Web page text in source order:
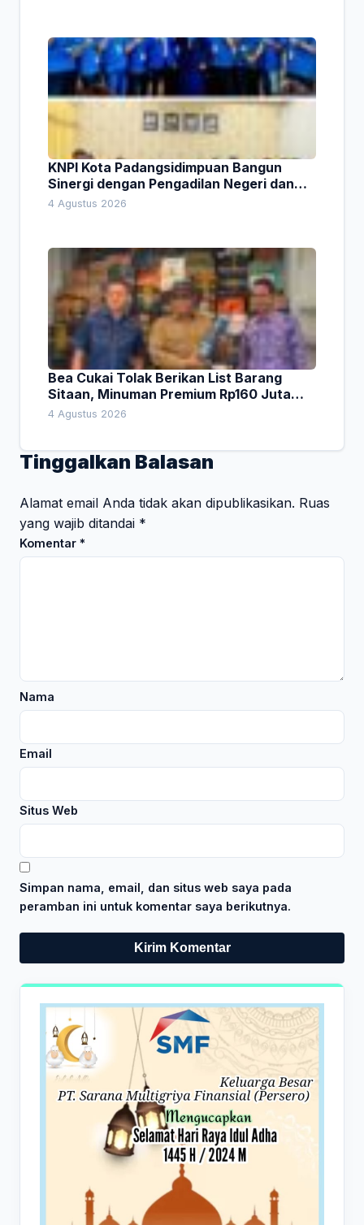
KNPI Kota Padangsidimpuan Bangun
Sinergi dengan Pengadilan Negeri dan
DPRD
4 Agustus 2026
Bea Cukai Tolak Berikan List Barang
Sitaan, Minuman Premium Rp160 Juta
Jadi Sorotan Sidak Komisi I DPRD Bali
4 Agustus 2026
Tinggalkan Balasan
Alamat email Anda tidak akan dipublikasikan. Ruas
yang wajib ditandai *
Komentar *
Nama
Email
Situs Web
Simpan nama, email, dan situs web saya pada
peramban ini untuk komentar saya berikutnya.